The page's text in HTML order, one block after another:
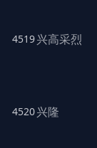
4519兴高采烈
4520兴隆